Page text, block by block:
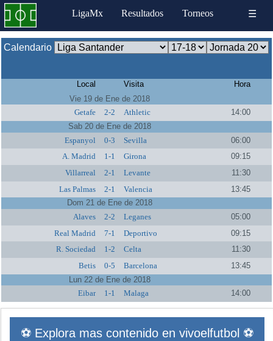
LigaMx Resultados Torneos ☰
Calendario
Local Visita
Hora
Vie 19 de Ene de 2018
Getafe
2-2 Athletic
14:00
Sab 20 de Ene de 2018
Espanyol
0-3 Sevilla
06:00
A. Madrid
1-1 Girona
09:15
Villarreal
2-1 Levante
11:30
Las Palmas
2-1 Valencia
13:45
Dom 21 de Ene de 2018
Alaves
2-2 Leganes
05:00
Real Madrid
7-1 Deportivo
09:15
R. Sociedad
1-2 Celta
11:30
Betis
0-5 Barcelona
13:45
Lun 22 de Ene de 2018
Eibar
1-1 Malaga 14:00
⚽ Explora mas contenido en vivoelfutbol ⚽